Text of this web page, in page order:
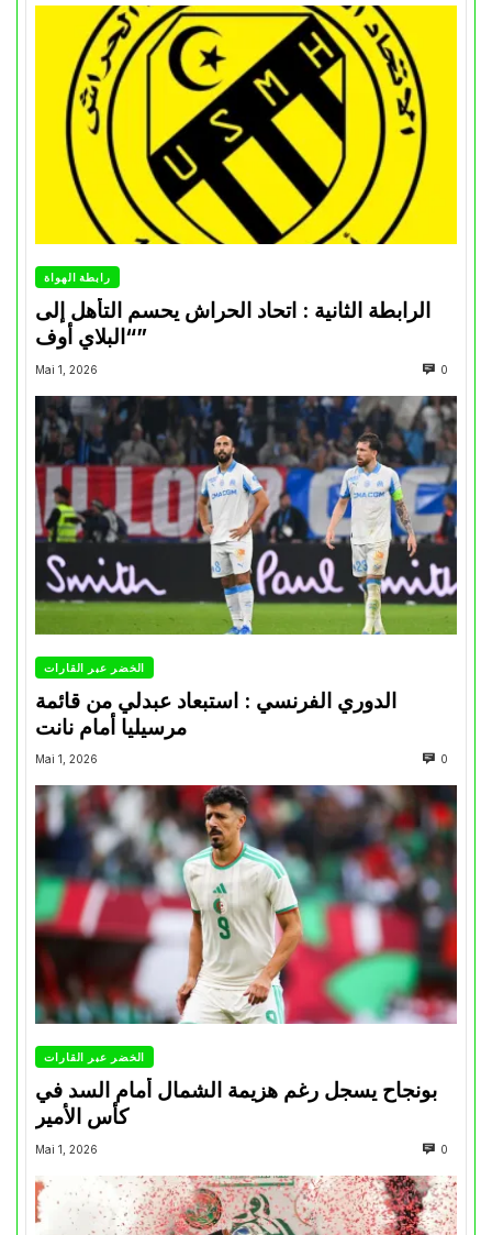
رابطة الهواة
الرابطة الثانية : اتحاد الحراش يحسم التأهل إلى
“البلاي أوف”
Mai 1, 2026 0
الخضر عبر القارات
الدوري الفرنسي : استبعاد عبدلي من قائمة
مرسيليا أمام نانت
Mai 1, 2026 0
الخضر عبر القارات
بونجاح يسجل رغم هزيمة الشمال أمام السد في
كأس الأمير
Mai 1, 2026 0